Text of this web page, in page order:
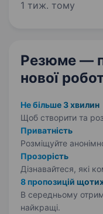
16-го
1 тиж. тому
Резюме —
нової
Не більше 3 хвилин
Щоб створити та
Приватність
Розміщуйте
Прозорість
Дізнавайтеся, які
8 пропозицій
В середньому
найкращі.